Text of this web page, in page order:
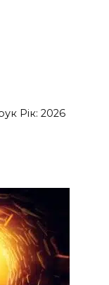
Рік: 2026